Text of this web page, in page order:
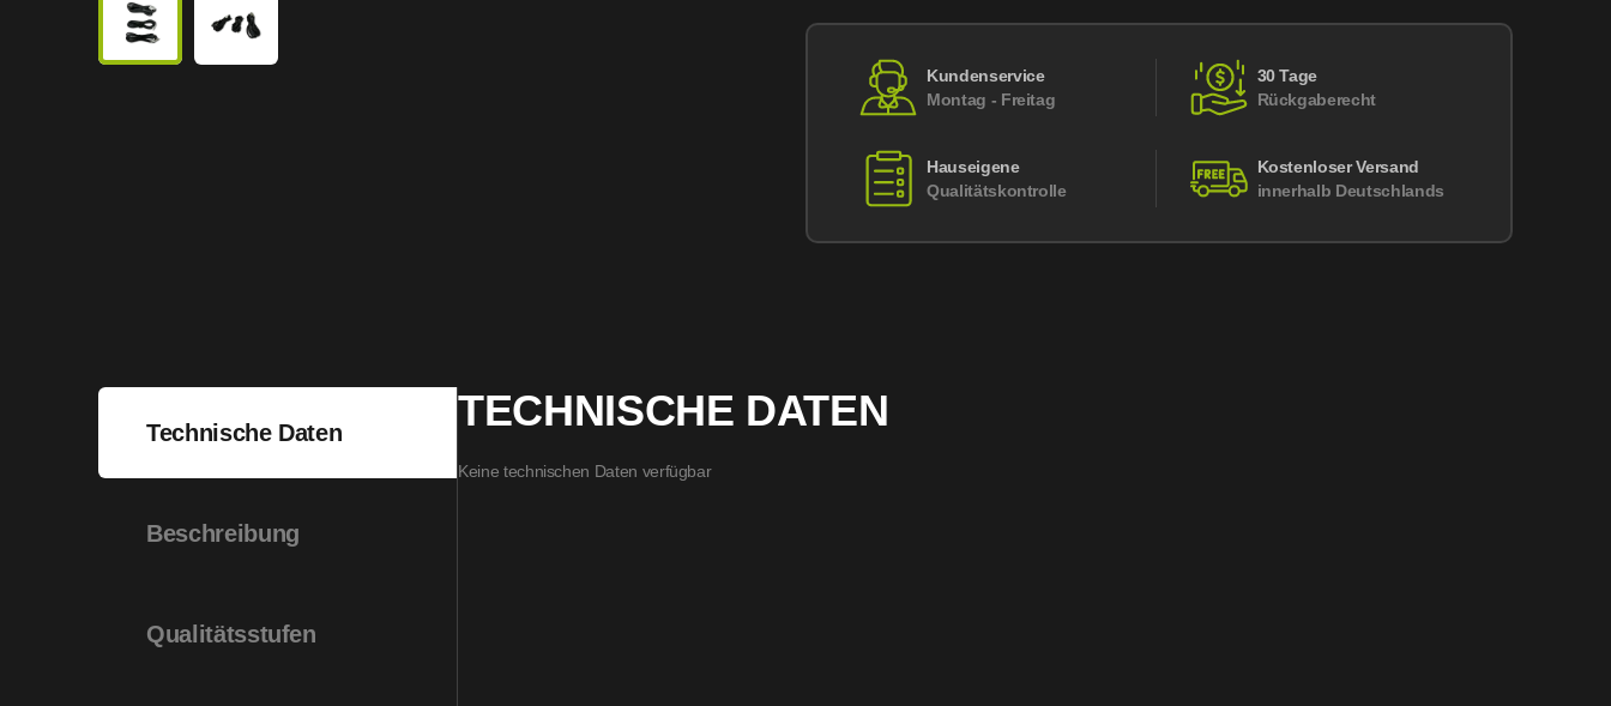
Kundenservice
Montag - Freitag
30 Tage
Rückgaberecht
Hauseigene
Qualitätskontrolle
Kostenloser Versand
innerhalb Deutschlands
Technische Daten
Beschreibung
Qualitätsstufen
TECHNISCHE DATEN
Keine technischen Daten verfügbar